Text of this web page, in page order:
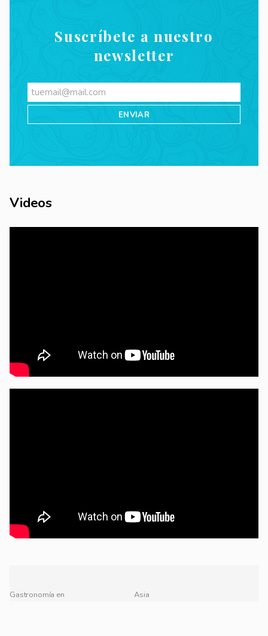
Suscríbete a nuestro
newsletter
Videos
Gastronomía en
Asia